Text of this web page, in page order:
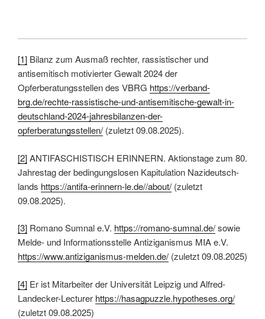
[1] Bilanz zum Ausmaß rechter, rassistischer und
antisemitisch motivierter Gewalt 2024 der
Opferberatungsstellen des VBRG https://verband-
brg.de/rechte-rassistische-und-antisemitische-gewalt-in-
deutschland-2024-jahresbilanzen-der-
opferberatungsstellen/ (zuletzt 09.08.2025).
[2]ANTI­FA­SCHIS­TISCH ERINNERN. Aktions­tage zum 80.
Jahres­tag der be­din­gungs­losen Ka­pi­tu­la­tion Nazi­deutsch­
lands https://antifa-erinnern-le.de//about/ (zuletzt
09.08.2025).
[3] Romano Sumnal e.V. https://romano-sumnal.de/sowie
Melde- und Informationsstelle Antiziganismus MIA e.V.
https://www.antiziganismus-melden.de/ (zuletzt 09.08.2025)
[4] Er ist Mitarbeiter der Universität Leipzig und Alfred-
Landecker-Lecturer https://hasagpuzzle.hypotheses.org/
(zuletzt 09.08.2025)